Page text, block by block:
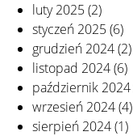
luty 2025(2)
styczeń 2025(6)
grudzień 2024(2)
listopad 2024(6)
październik 2024
wrzesień 2024(4)
sierpień 2024(1)